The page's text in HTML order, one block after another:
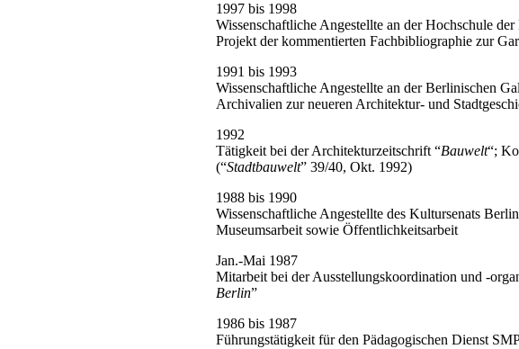
1997 bis 1998
Wissenschaftliche Angestellte an der Hochschule
Projekt der kommentierten Fachbibliographie zur
1991 bis 1993
Wissenschaftliche Angestellte an der Berlinischen
Archivalien zur neueren Architektur- und
1992
Tätigkeit bei der Architekturzeitschrift “Bauwelt“;
(“Stadtbauwelt” 39/40, Okt. 1992)
1988 bis 1990
Wissenschaftliche Angestellte des Kultursenats
Museumsarbeit sowie Öffentlichkeitsarbeit
Jan.-Mai 1987
Mitarbeit bei der Ausstellungskoordination und -
Berlin”
1986 bis 1987
Führungstätigkeit für den Pädagogischen Dienst